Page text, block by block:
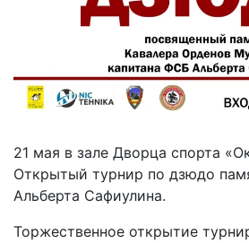
21 мая в зале Дворца спорта
Открытый турнир по дзюдо
Альберта Сафиулина.
Торжественное открытие